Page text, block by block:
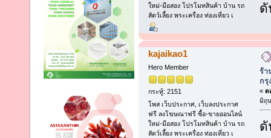
ใหม่-มือสอง โปรโมทสินค้า บ้าน รถ
สัตว์เลี้ยง พระเครื่อง ท่องเที่ยว เ
ดั
kajaikao1
Hero Member
กระทู้: 2151
โพส เว็บประกาศ, เว็บลงประกาศ
ฟรี ลงโฆษณาฟรี ซื้อ-ขายออนไลน์
ใหม่-มือสอง โปรโมทสินค้า บ้าน รถ
สัตว์เลี้ยง พระเครื่อง ท่องเที่ยว เ
ร้า
กรุ
« ต
มิถุ
ดั